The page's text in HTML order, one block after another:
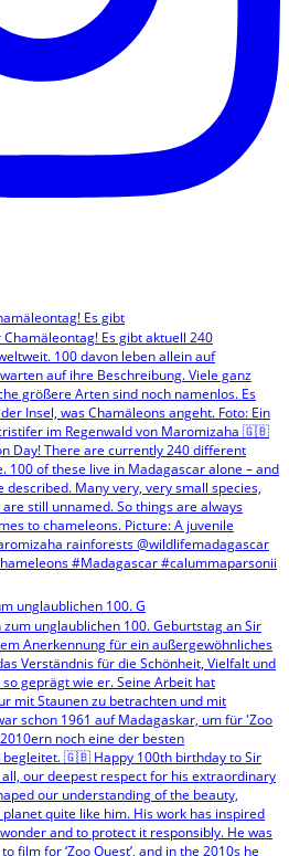
Es gibt
unglaublichen 100. G